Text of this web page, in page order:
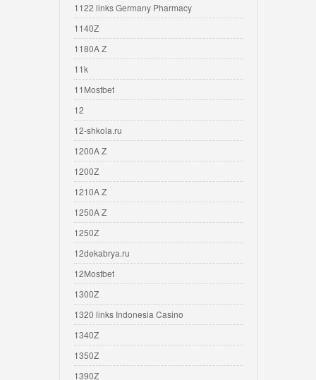
1122 links Germany Pharmacy
1140Z
1180A Z
11k
11Mostbet
12
12-shkola.ru
1200A Z
1200Z
1210A Z
1250A Z
1250Z
12dekabrya.ru
12Mostbet
1300Z
1320 links Indonesia Casino
1340Z
1350Z
1390Z